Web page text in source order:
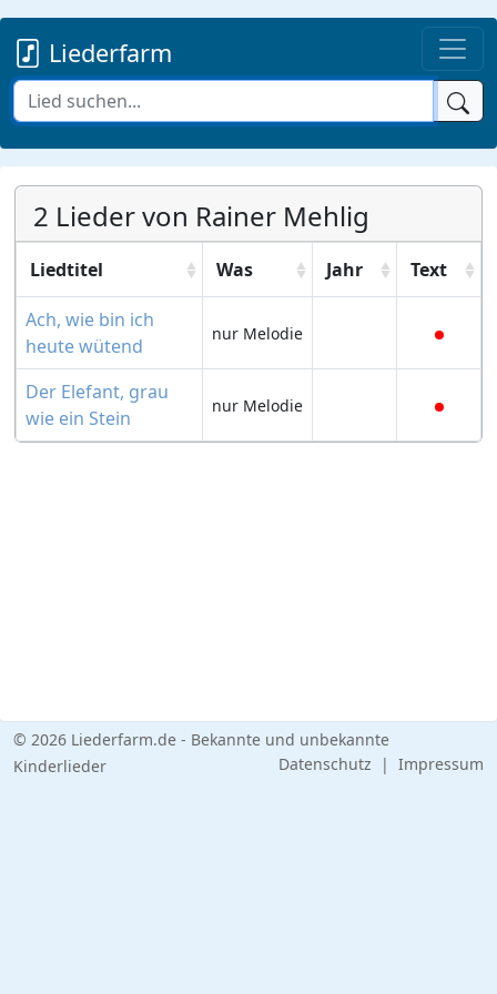
Liederfarm
2 Lieder von Rainer Mehlig
Liedtitel Was Jahr Text
Ach, wie bin ich
heute wütend
nur Melodie
Der Elefant, grau
wie ein Stein
nur Melodie
© 2026 Liederfarm.de - Bekannte und unbekannte
Kinderlieder
Datenschutz | Impressum